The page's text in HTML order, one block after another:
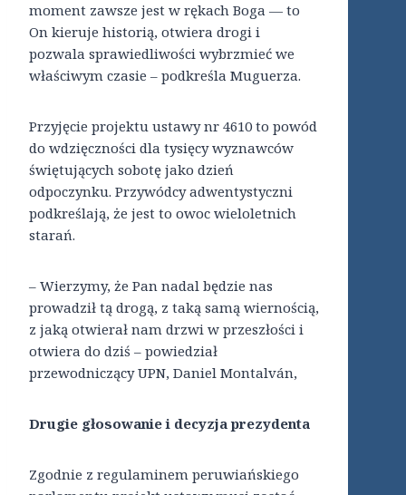
moment zawsze jest w rękach Boga — to
On kieruje historią, otwiera drogi i
pozwala sprawiedliwości wybrzmieć we
właściwym czasie – podkreśla Muguerza.
Przyjęcie projektu ustawy nr 4610 to powód
do wdzięczności dla tysięcy wyznawców
świętujących sobotę jako dzień
odpoczynku. Przywódcy adwentystyczni
podkreślają, że jest to owoc wieloletnich
starań.
– Wierzymy, że Pan nadal będzie nas
prowadził tą drogą, z taką samą wiernością,
z jaką otwierał nam drzwi w przeszłości i
otwiera do dziś – powiedział
przewodniczący UPN, Daniel Montalván,
Drugie głosowanie i decyzja prezydenta
Zgodnie z regulaminem peruwiańskiego